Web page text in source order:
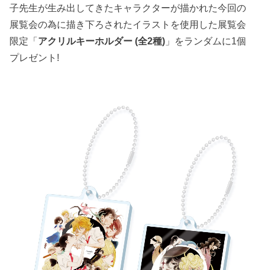
子先生が生み出してきたキャラクターが描かれた今回の
展覧会の為に描き下ろされたイラストを使用した展覧会
限定「 アクリルキーホルダー (全2種) 」をランダムに1個
プレゼント!